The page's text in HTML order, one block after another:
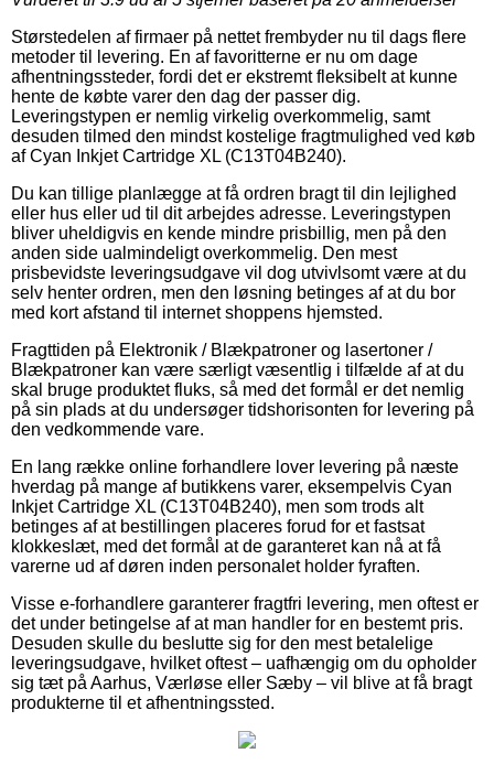
Størstedelen af firmaer på nettet frembyder nu til dags flere
metoder til levering. En af favoritterne er nu om dage
afhentningssteder, fordi det er ekstremt fleksibelt at kunne
hente de købte varer den dag der passer dig.
Leveringstypen er nemlig virkelig overkommelig, samt
desuden tilmed den mindst kostelige fragtmulighed ved køb
af Cyan Inkjet Cartridge XL (C13T04B240).
Du kan tillige planlægge at få ordren bragt til din lejlighed
eller hus eller ud til dit arbejdes adresse. Leveringstypen
bliver uheldigvis en kende mindre prisbillig, men på den
anden side ualmindeligt overkommelig. Den mest
prisbevidste leveringsudgave vil dog utvivlsomt være at du
selv henter ordren, men den løsning betinges af at du bor
med kort afstand til internet shoppens hjemsted.
Fragttiden på Elektronik / Blækpatroner og lasertoner /
Blækpatroner kan være særligt væsentlig i tilfælde af at du
skal bruge produktet fluks, så med det formål er det nemlig
på sin plads at du undersøger tidshorisonten for levering på
den vedkommende vare.
En lang række online forhandlere lover levering på næste
hverdag på mange af butikkens varer, eksempelvis Cyan
Inkjet Cartridge XL (C13T04B240), men som trods alt
betinges af at bestillingen placeres forud for et fastsat
klokkeslæt, med det formål at de garanteret kan nå at få
varerne ud af døren inden personalet holder fyraften.
Visse e-forhandlere garanterer fragtfri levering, men oftest er
det under betingelse af at man handler for en bestemt pris.
Desuden skulle du beslutte sig for den mest betalelige
leveringsudgave, hvilket oftest – uafhængig om du opholder
sig tæt på Aarhus, Værløse eller Sæby – vil blive at få bragt
produkterne til et afhentningssted.